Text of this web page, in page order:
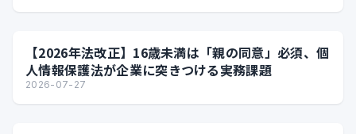
【2026年法改正】16歳未満は「親の同意」必須、個
人情報保護法が企業に突きつける実務課題
2026-07-27